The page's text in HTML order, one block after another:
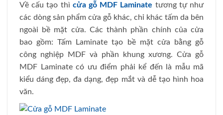
Về cấu tạo thì cửa gỗ MDF Laminate tương tự như
các dòng sản phẩm cửa gỗ khác, chỉ khác tấm da bên
ngoài bề mặt cửa. Các thành phần chính của cửa
bao gồm: Tấm Laminate tạo bề mặt cửa bằng gỗ
công nghiệp MDF và phần khung xương. Cửa gỗ
MDF Laminate có ưu điểm phải kể đến là mẫu mã
kiểu dáng đẹp, đa dạng, đẹp mắt và dễ tạo hình hoa
văn.